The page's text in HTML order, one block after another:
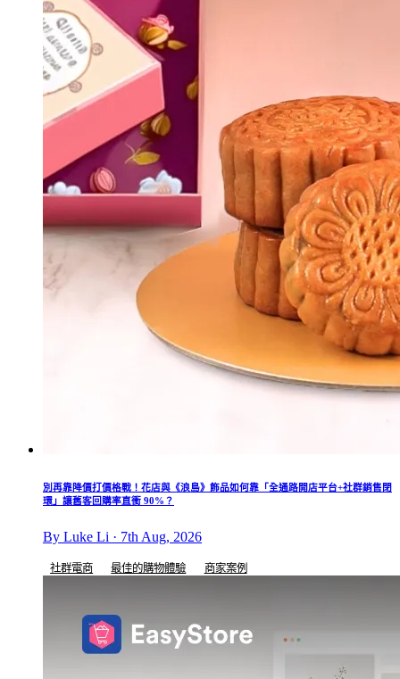
別再靠降價打價格戰！花店與《浪島》飾品如何靠「全通路開店平台+社群銷售閉
環」讓舊客回購率直衝 90%？
By Luke Li · 7th Aug, 2026
社群電商 最佳的購物體驗 商家案例